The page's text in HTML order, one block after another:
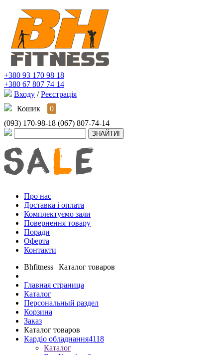
+380 93 170 98 18
+380 67 807 74 14
Входу / Реєстрація
Кошик
0
(093) 170-98-18 (067) 807-74-14
Про нас
Доставка і оплата
Комплектуємо зали
Повернення товару
Поради
Оферта
Контакти
Bhfitness | Каталог товаров
Главная страница
Каталог
Персональный раздел
Корзина
Заказ
Каталог товаров
Кардіо обладнання4118
Каталог